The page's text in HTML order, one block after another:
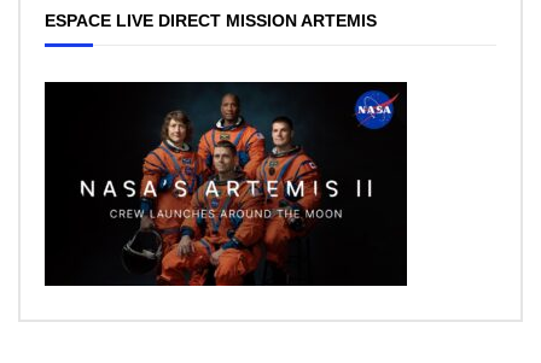
ESPACE LIVE DIRECT MISSION ARTEMIS